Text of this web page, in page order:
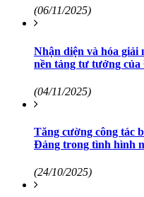
(06/11/2025)
Nhận diện và hóa
nền tảng tư tưởng của
(04/11/2025)
Tăng cường công tác
Đảng trong tình hình
(24/10/2025)